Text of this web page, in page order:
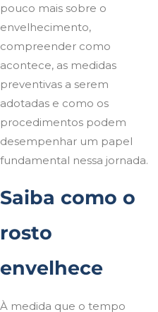
pouco mais sobre o
envelhecimento,
compreender como
acontece, as medidas
preventivas a serem
adotadas e como os
procedimentos podem
desempenhar um papel
fundamental nessa jornada.
Saiba como o
rosto
envelhece
À medida que o tempo